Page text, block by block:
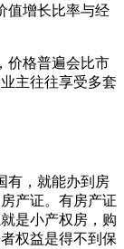
值增长比率与经
价格普遍会比市
主往往享受多套
有，就能办到房
产证。有房产证
是小产权房，购
权益是得不到保